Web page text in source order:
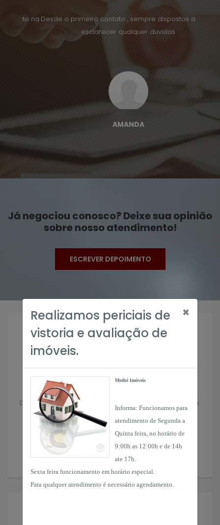
Realizamos periciais de
vistoria e avaliação de
imóveis.
×
Mothé Imóveis
Informa: Funcionamos para
atendimento de Segunda a
Quinta feira, no horário de
9:00h as 12:00h e de 14h
ate 17h.
Sexta feira funcionamento em horário especial.
Para qualquer atendimento é necessário agendamento.
Desde o primeiro contato , sempre dispostos a ajuda
esclarecer qualquer duvidas
AMANDA
Já negociou conosco? Deixe sua opinião
sobre nosso atendimento!
ESCREVER DEPOIMENTO
Anuncie seu Imóvel
Deixe seu imóvel nas mãos de profissionais experientes.
Anunciar